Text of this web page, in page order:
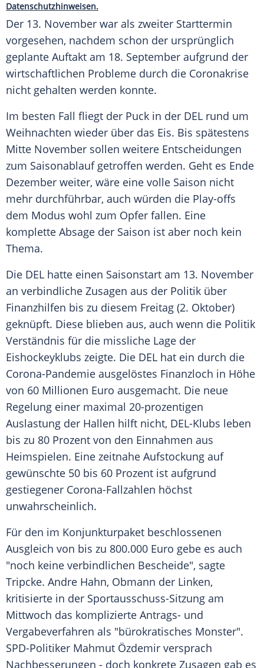
Datenschutzhinweisen.
Der 13. November war als zweiter Starttermin
vorgesehen, nachdem schon der ursprünglich
geplante Auftakt am 18. September aufgrund der
wirtschaftlichen Probleme durch die Coronakrise
nicht gehalten werden konnte.
Im besten Fall fliegt der Puck in der DEL rund um
Weihnachten wieder über das Eis. Bis spätestens
Mitte November sollen weitere Entscheidungen
zum Saisonablauf getroffen werden. Geht es Ende
Dezember weiter, wäre eine volle Saison nicht
mehr durchführbar, auch würden die Play-offs
dem Modus wohl zum Opfer fallen. Eine
komplette Absage der Saison ist aber noch kein
Thema.
Die DEL hatte einen Saisonstart am 13. November
an verbindliche Zusagen aus der Politik über
Finanzhilfen bis zu diesem Freitag (2. Oktober)
geknüpft. Diese blieben aus, auch wenn die Politik
Verständnis für die missliche Lage der
Eishockeyklubs zeigte. Die DEL hat ein durch die
Corona-Pandemie ausgelöstes Finanzloch in Höhe
von 60 Millionen Euro ausgemacht. Die neue
Regelung einer maximal 20-prozentigen
Auslastung der Hallen hilft nicht, DEL-Klubs leben
bis zu 80 Prozent von den Einnahmen aus
Heimspielen. Eine zeitnahe Aufstockung auf
gewünschte 50 bis 60 Prozent ist aufgrund
gestiegener Corona-Fallzahlen höchst
unwahrscheinlich.
Für den im Konjunkturpaket beschlossenen
Ausgleich von bis zu 800.000 Euro gebe es auch
"noch keine verbindlichen Bescheide", sagte
Tripcke. Andre Hahn, Obmann der Linken,
kritisierte in der Sportausschuss-Sitzung am
Mittwoch das komplizierte Antrags- und
Vergabeverfahren als "bürokratisches Monster".
SPD-Politiker Mahmut Özdemir versprach
Nachbesserungen - doch konkrete Zusagen gab es